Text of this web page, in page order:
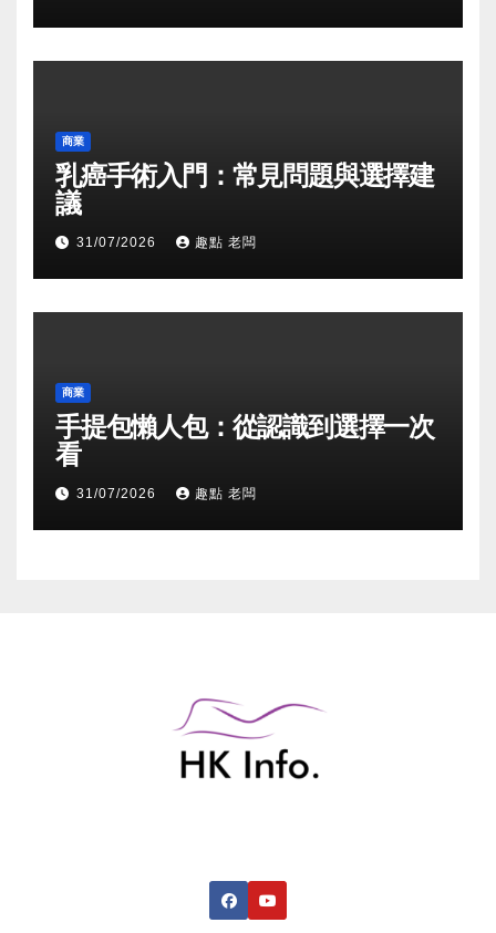
商業
乳癌手術入門：常見問題與選擇建
議
31/07/2026 趣點 老闆
商業
手提包懶人包：從認識到選擇一次
看
31/07/2026 趣點 老闆